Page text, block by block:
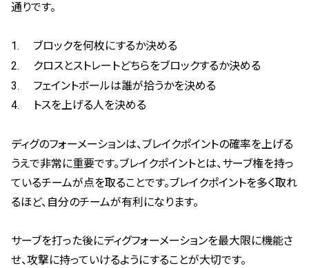
通りです。
ブロックを何枚にするか決める
クロスとストレートどちらをブロックするか決める
フェイントボールは誰が拾うかを決める
トスを上げる人を決める
ディグのフォーメーションは、ブレイクポイントの確率を上げる
うえで非常に重要です。ブレイクポイントとは、サーブ権を持っ
ているチームが点を取ることです。ブレイクポイントを多く取れ
るほど、自分のチームが有利になります。
サーブを打った後にディグフォーメーションを最大限に機能さ
せ、攻撃に持っていけるようにすることが大切です。